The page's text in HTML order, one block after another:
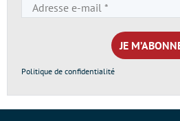
e-
mail
*
Politique de confidentialité